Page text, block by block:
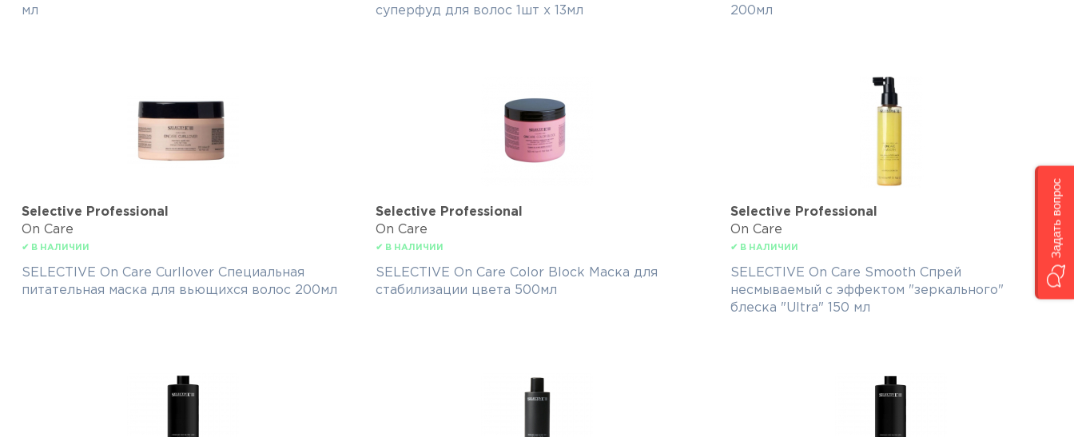
мл
суперфуд для волос 1шт х 13мл
200мл
Selective Professional
On Care
✔ В НАЛИЧИИ
SELECTIVE On Care Curllover Специальная
питательная маска для вьющихся волос 200мл
Selective Professional
On Care
✔ В НАЛИЧИИ
SELECTIVE On Care Color Block Маска для
стабилизации цвета 500мл
Selective Professional
On Care
✔ В НАЛИЧИИ
SELECTIVE On Care Smooth Спрей
несмываемый с эффектом "зеркального"
блеска "Ultra" 150 мл
Задать вопрос